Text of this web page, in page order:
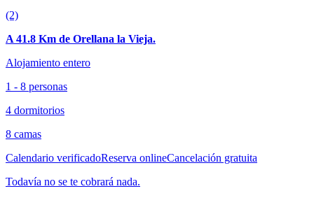
(2)
A 41.8 Km de Orellana la Vieja.
Alojamiento entero
1 - 8 personas
4 dormitorios
8 camas
Calendario verificadoReserva onlineCancelación gratuita
Todavía no se te cobrará nada.